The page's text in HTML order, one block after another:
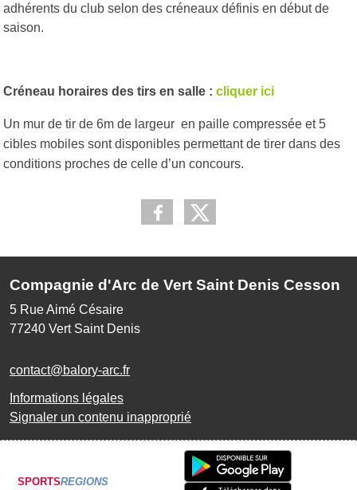
adhérents du club selon des créneaux définis en début de
saison.
Créneau horaires des tirs en salle : cliquer ici
Un mur de tir de 6m de largeur en paille compressée et 5
cibles mobiles sont disponibles permettant de tirer dans des
conditions proches de celle d’un concours.
Compagnie d'Arc de Vert Saint Denis Cesson
5 Rue Aimé Césaire
77240 Vert Saint Denis
contact@balory-arc.fr
Informations légales
Signaler un contenu inapproprié
SPORTSREGIONS